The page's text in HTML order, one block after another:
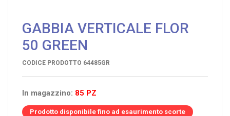
GABBIA VERTICALE FLOR
50 GREEN
CODICE PRODOTTO 64485GR
In magazzino: 85 PZ
Prodotto disponibile fino ad esaurimento scorte